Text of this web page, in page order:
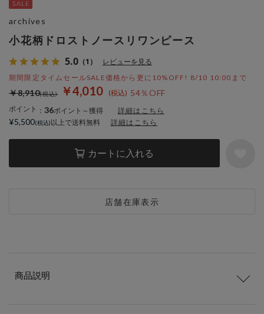
小花柄ドロストノースリワンピース
5.0 （1） レビューを見る
期間限定タイムセールSALE価格から更に10%OFF! 8/10 10:00まで
￥4,010 54％OFF
￥8,910
ポイント ： 36ポイント～獲得 詳細はこちら
カートに入れる
店舗在庫表示
archives
¥5,500 以上で送料無料 詳細はこちら
商品説明